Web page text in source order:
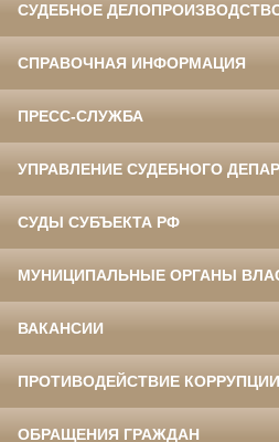
СУДЕБНОЕ
СПРАВОЧНАЯ ИНФОРМАЦИЯ
ПРЕСС-СЛУЖБА
УПРАВЛЕНИЕ СУДЕБНОГО
СУДЫ СУБЪЕКТА РФ
МУНИЦИПАЛЬНЫЕ ОРГАНЫ
ВАКАНСИИ
ПРОТИВОДЕЙСТВИЕ КОРРУПЦИИ
ОБРАЩЕНИЯ ГРАЖДАН